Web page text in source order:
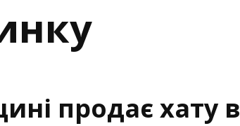
продає хату в